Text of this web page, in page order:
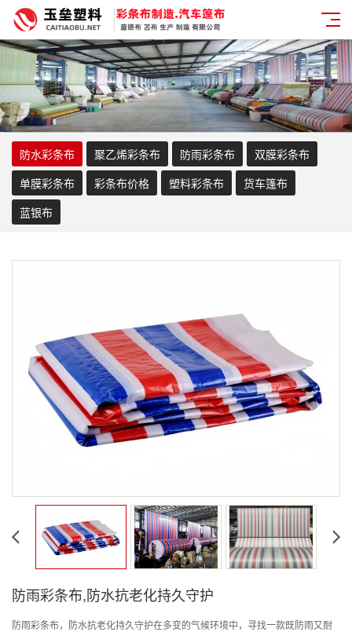
防水彩条布 聚乙烯彩条布 防雨彩条布
双膜彩条布
单膜彩条布
彩条布价格 塑料彩条布
货车篷布
蓝银布
防雨彩条布,防水抗老化持久守护
防雨彩条布，防水抗老化持久守护在多变的气候环境中，寻找一款既防雨又耐